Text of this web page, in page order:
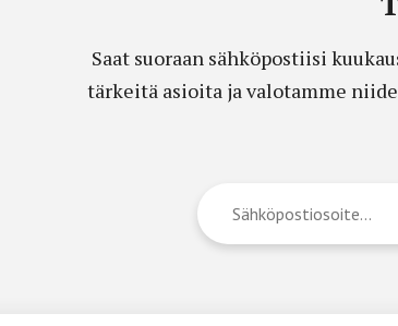
Saat suoraan sähköpostiisi
tärkeitä asioita ja valotamme